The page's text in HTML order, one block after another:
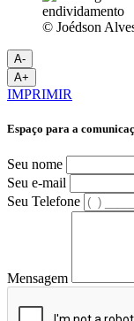
© Joédson
A-
A+
IMPRIMIR
Espaço para a
Seu nome
Seu e-mail
Seu Telefone
Mensagem